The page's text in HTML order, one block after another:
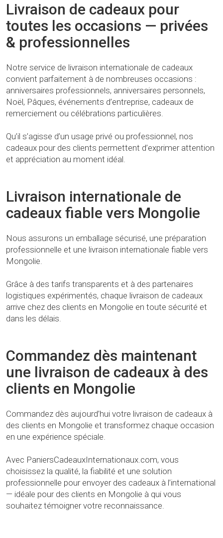
Livraison de cadeaux pour
toutes les occasions — privées
& professionnelles
Notre service de livraison internationale de cadeaux
convient parfaitement à de nombreuses occasions :
anniversaires professionnels, anniversaires personnels,
Noël, Pâques, événements d’entreprise, cadeaux de
remerciement ou célébrations particulières.
Qu’il s’agisse d’un usage privé ou professionnel, nos
cadeaux pour des clients permettent d’exprimer attention
et appréciation au moment idéal.
Livraison internationale de
cadeaux fiable vers Mongolie
Nous assurons un emballage sécurisé, une préparation
professionnelle et une livraison internationale fiable vers
Mongolie.
Grâce à des tarifs transparents et à des partenaires
logistiques expérimentés, chaque livraison de cadeaux
arrive chez des clients en Mongolie en toute sécurité et
dans les délais.
Commandez dès maintenant
une livraison de cadeaux à des
clients en Mongolie
Commandez dès aujourd’hui votre livraison de cadeaux à
des clients en Mongolie et transformez chaque occasion
en une expérience spéciale.
Avec PaniersCadeauxInternationaux.com, vous
choisissez la qualité, la fiabilité et une solution
professionnelle pour envoyer des cadeaux à l’international
— idéale pour des clients en Mongolie à qui vous
souhaitez témoigner votre reconnaissance.